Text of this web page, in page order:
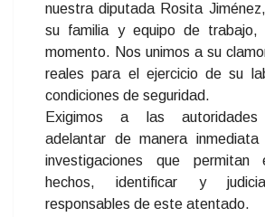
nuestra diputada Rosita
su familia y equipo de trabajo,
momento. Nos unimos a su
reales para el ejercicio de su
condiciones de seguridad.
Exigimos a las autoridades
adelantar de manera
investigaciones que permitan
hechos, identificar y
responsables de este atentado.